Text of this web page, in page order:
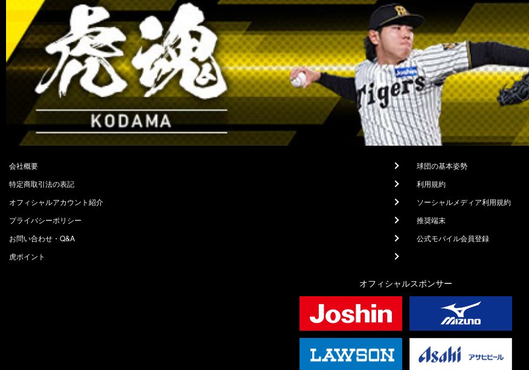
会社概要
球団の基本姿勢
特定商取引法の表記
利用規約
オフィシャルアカウント紹介
ソーシャルメディア利用規約
プライバシーポリシー
推奨端末
お問い合わせ・Q&A
公式モバイル会員登録
虎ポイント
オフィシャルスポンサー